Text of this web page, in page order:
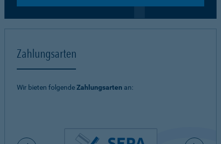
Zahlungsarten
Wir bieten folgendeZahlungsarten an: